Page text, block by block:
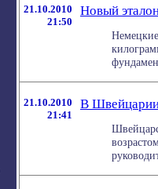
21.10.2010
21:50
Новый
21.10.2010
21:41
В